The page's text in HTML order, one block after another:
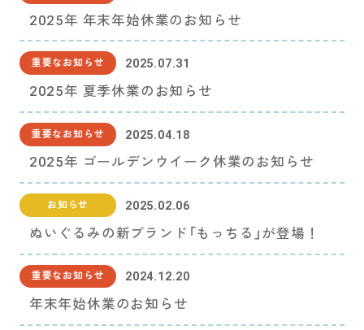
2025年 年末年始休業のお知らせ
2025.07.31
重要なお知らせ
2025年 夏季休業のお知らせ
2025.04.18
重要なお知らせ
2025年 ゴールデンウイーク休業のお知らせ
2025.02.06
お知らせ
ぬいぐるみの新ブランド「もっちる」が登場！
2024.12.20
重要なお知らせ
年末年始休業のお知らせ